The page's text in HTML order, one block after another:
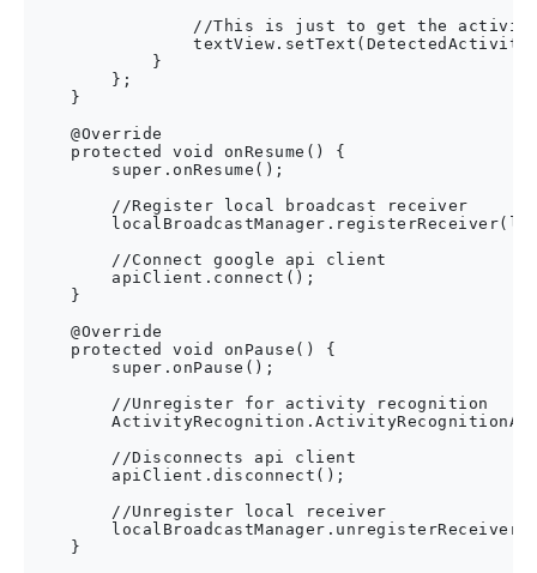
//This is just to get the
            }
        };
    }
    @Override
    protected void onResume() {
        super.onResume();
        //Register local broadcast receiver
        //Connect google api client
        apiClient.connect();
    }
    @Override
    protected void onPause() {
        super.onPause();
        //Unregister for activity recognition
        //Disconnects api client
        apiClient.disconnect();
        //Unregister local receiver
    }